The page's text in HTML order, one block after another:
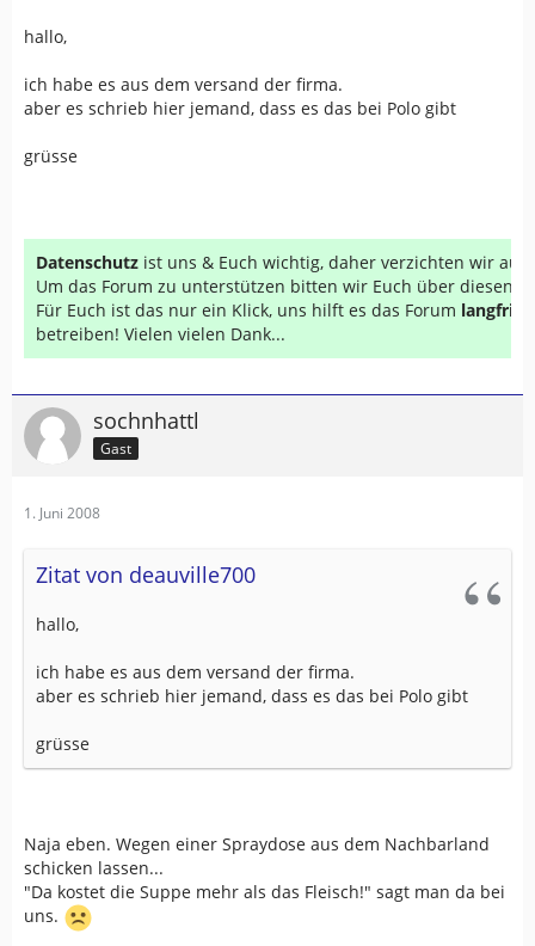
hallo,
ich habe es aus dem versand der firma.
aber es schrieb hier jemand, dass es das bei Polo gibt
grüsse
Datenschutz ist uns & Euch wichtig, daher verzichten wir auf
Um das Forum zu unterstützen bitten wir Euch über diesen
Für Euch ist das nur ein Klick, uns hilft es das Forum
betreiben! Vielen vielen Dank...
sochnhattl
Gast
1. Juni 2008
Zitat von deauville700
hallo,
ich habe es aus dem versand der firma.
aber es schrieb hier jemand, dass es das bei Polo gibt
grüsse
Naja eben. Wegen einer Spraydose aus dem Nachbarland
schicken lassen...
"Da kostet die Suppe mehr als das Fleisch!" sagt man da bei
uns.